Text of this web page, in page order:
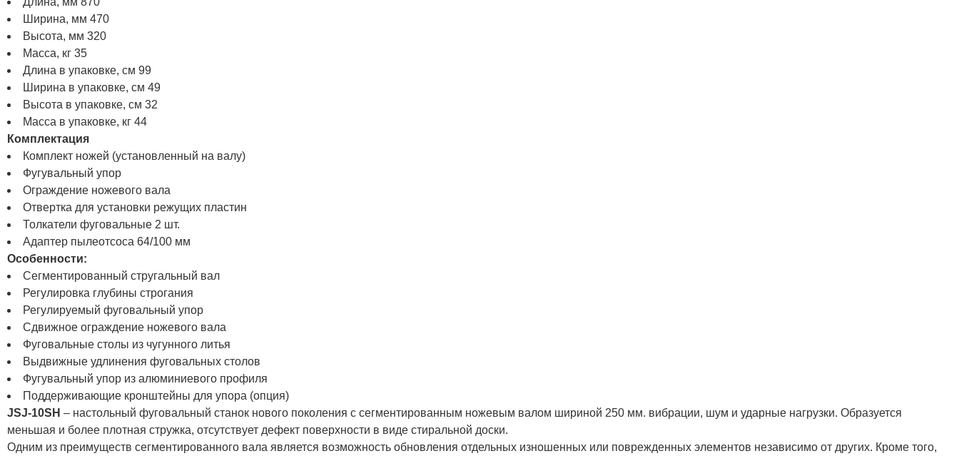
Ширина, мм 470
Высота, мм 320
Масса, кг 35
Длина в упаковке, см 99
Ширина в упаковке, см 49
Высота в упаковке, см 32
Масса в упаковке, кг 44
Комплектация
Комплект ножей (установленный на валу)
Фугувальный упор
Ограждение ножевого вала
Отвертка для установки режущих пластин
Толкатели фуговальные 2 шт.
Адаптер пылеотсоса 64/100 мм
Особенности:
Сегментированный стругальный вал
Регулировка глубины строгания
Регулируемый фуговальный упор
Сдвижное ограждение ножевого вала
Фуговальные столы из чугунного литья
Выдвижные удлинения фуговальных столов
Фугувальный упор из алюминиевого профиля
Поддерживающие кронштейны для упора (опция)
JSJ-10SH – настольный фуговальный станок нового поколения с сегментированным ножевым валом шириной 250 мм. вибрации, шум и ударные нагрузки. Образуется
меньшая и более плотная стружка, отсутствует дефект поверхности в виде стиральной доски.
Одним из преимуществ сегментированного вала является возможность обновления отдельных изношенных или поврежденных элементов независимо от других. Кроме того,